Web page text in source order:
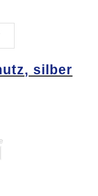
silber